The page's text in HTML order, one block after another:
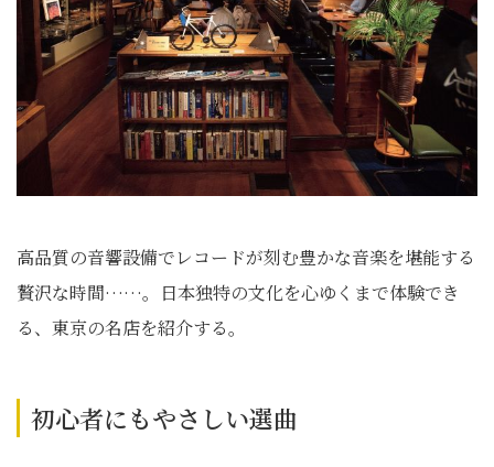
高品質の音響設備でレコードが刻む豊かな音楽を堪能する
贅沢な時間……。日本独特の文化を心ゆくまで体験でき
る、東京の名店を紹介する。
初心者にもやさしい選曲